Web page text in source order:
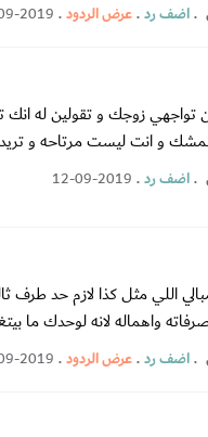
.اضف رد.عرض الردود.
2019
زوجك و تقولين له انك
و انت ليست مرتاحه و
.اضف رد.
12-09-2019
اللي مثل كذا لازم حد طرف
واهماله لانه لوحدك ما
.اضف رد.عرض الردود.
2019